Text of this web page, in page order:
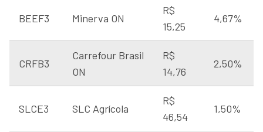
BEEF3 Minerva ON
R$
15,25
4,67%
CRFB3
Carrefour Brasil
ON
R$
14,76
2,50%
SLCE3 SLC Agrícola
R$
46,54
1,50%